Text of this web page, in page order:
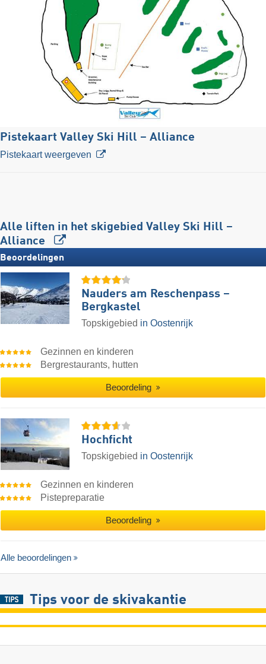
Pistekaart Valley Ski Hill – Alliance
Pistekaart weergeven
Alle liften in het skigebied Valley Ski Hill –
Alliance
Beoordelingen
Nauders am Reschenpass –
Bergkastel
Topskigebied in Oostenrijk
Gezinnen en kinderen
Bergrestaurants, hutten
Beoordeling
Hochficht
Topskigebied in Oostenrijk
Gezinnen en kinderen
Pistepreparatie
Beoordeling
Alle beoordelingen
Tips voor de skivakantie